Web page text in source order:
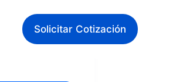
Solicitar Cotización